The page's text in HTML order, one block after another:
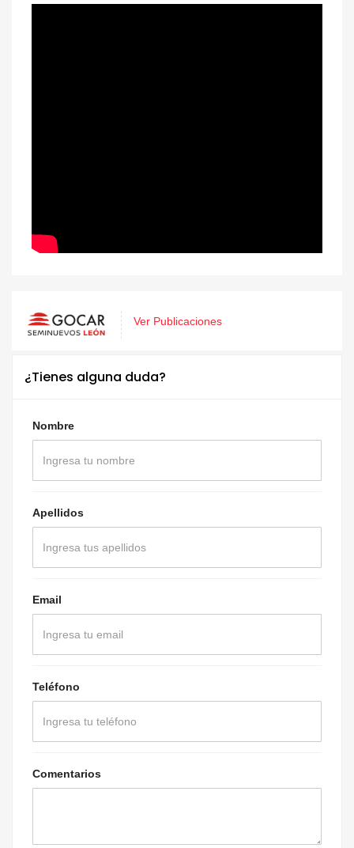
Ver Publicaciones
¿Tienes alguna duda?
Nombre
Apellidos
Email
Teléfono
Comentarios